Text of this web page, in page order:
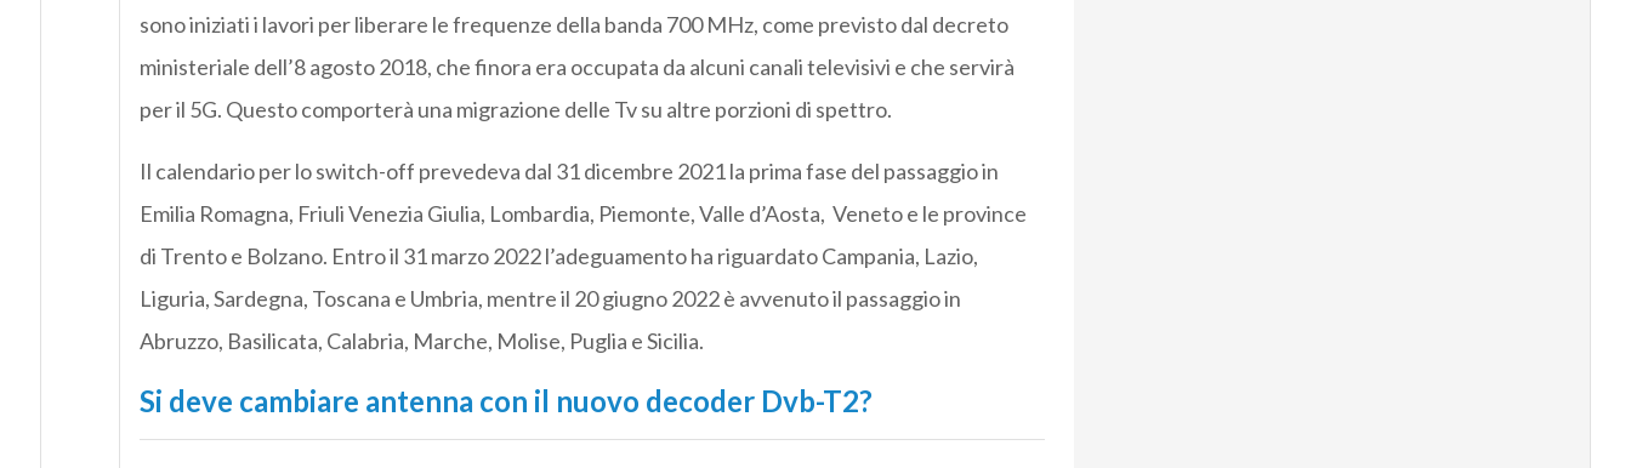
sono iniziati i lavori per liberare le frequenze della banda 700 MHz, come previsto dal decreto
ministeriale dell’8 agosto 2018, che finora era occupata da alcuni canali televisivi e che servirà
per il 5G. Questo comporterà una migrazione delle Tv su altre porzioni di spettro.
Il calendario per lo switch-off prevedeva dal 31 dicembre 2021 la prima fase del passaggio in
Emilia Romagna, Friuli Venezia Giulia, Lombardia, Piemonte, Valle d’Aosta, Veneto e le province
di Trento e Bolzano. Entro il 31 marzo 2022 l’adeguamento ha riguardato Campania, Lazio,
Liguria, Sardegna, Toscana e Umbria, mentre il 20 giugno 2022 è avvenuto il passaggio in
Abruzzo, Basilicata, Calabria, Marche, Molise, Puglia e Sicilia.
Si deve cambiare antenna con il nuovo decoder Dvb-T2?